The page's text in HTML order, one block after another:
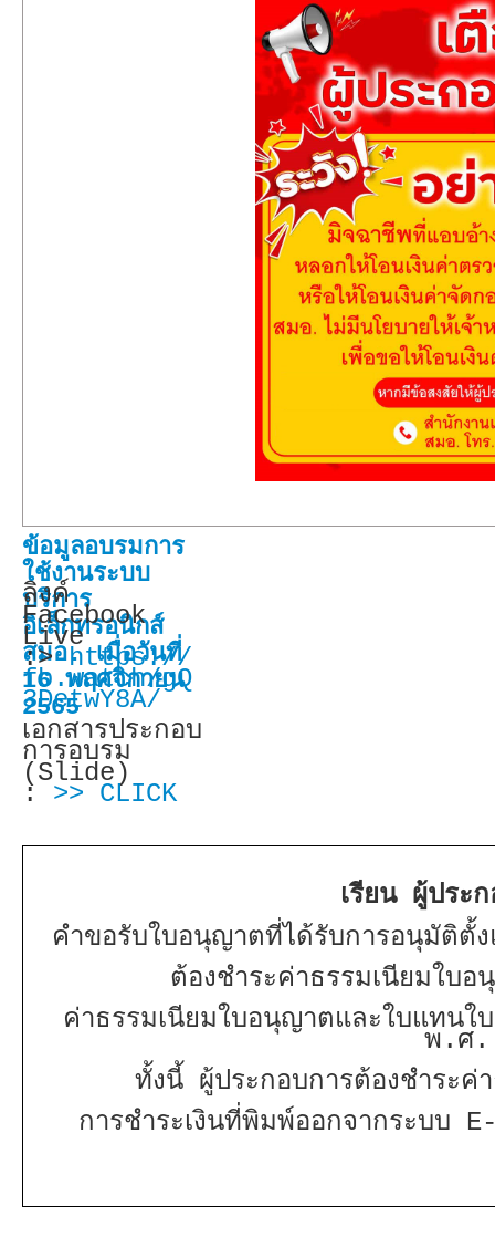
ข้อมูลอบรมการ
ใช้งานระบบ
บริการ
อิเล็กทรอนิกส์
สมอ. เมื่อวันที่
16 พฤศจิกายน
2565
ลิงค์
Facebook
Live
:>https://
fb.watch/gQ
3DetwY8A/
เอกสารประกอบ
การอบรม
(Slide)
: >> CLICK
เรียน ผู้ประ
คำขอรับใบอนุญาตที่ได้รับการอนุมัติ
ต้องชำระค่าธรรมเนียมใบ
ค่าธรรมเนียมใบอนุญาตและใบแทน
พ.ศ.
ทั้งนี้ ผู้ประกอบการต้องชำระค่
การชำระเงินที่พิมพ์ออกจากระบ